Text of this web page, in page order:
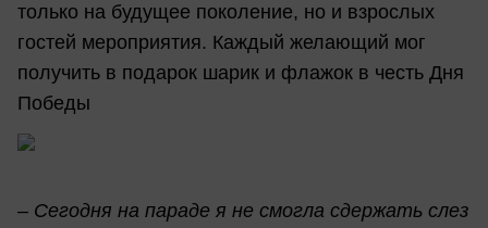
только на будущее поколение, но и взрослых
гостей мероприятия. Каждый желающий мог
получить в подарок шарик и флажок в честь Дня
Победы
– Сегодня на параде я не смогла сдержать слез